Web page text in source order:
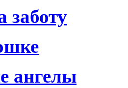
заботу
ангелы